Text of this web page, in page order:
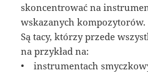
skoncentrować na
wskazanych kompozytorów.
Są tacy, którzy przede
na przykład na:
• instrumentach